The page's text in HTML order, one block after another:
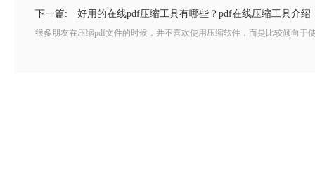
下一篇: 好用的在线pdf压缩工具有哪些？pdf在线压缩工具介绍
很多朋友在压缩pdf文件的时候，并不喜欢使用压缩软件，而是比较倾向